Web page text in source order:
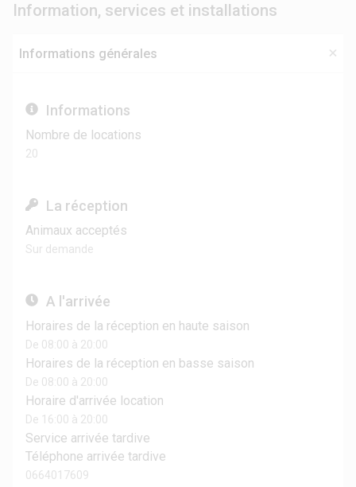
Information, services et installations
Informations générales
Informations
Nombre de locations
20
La réception
Animaux acceptés
Sur demande
A l'arrivée
Horaires de la réception en haute saison
De 08:00 à 20:00
Horaires de la réception en basse saison
De 08:00 à 20:00
Horaire d'arrivée location
De 16:00 à 20:00
Service arrivée tardive
Téléphone arrivée tardive
0664017609